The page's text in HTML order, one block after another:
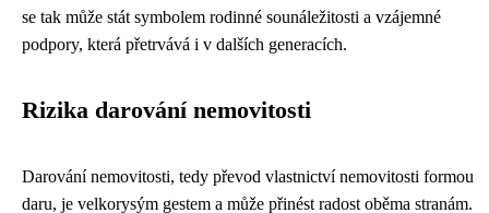
se tak může stát symbolem rodinné sounáležitosti a vzájemné
podpory, která přetrvává i v dalších generacích.
Rizika darování nemovitosti
Darování nemovitosti, tedy převod vlastnictví nemovitosti formou
daru, je velkorysým gestem a může přinést radost oběma stranám.